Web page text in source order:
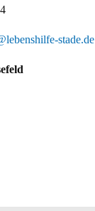
stade.de